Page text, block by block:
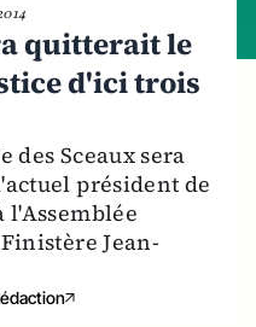
quitterait le
d'ici trois
des Sceaux sera
président de
l'Assemblée
Jean-